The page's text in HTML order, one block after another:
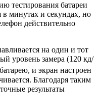
тестирования батареи
в минутах и ​​секундах, но
действительно
на один и тот
уровень замера (120 кд/
и экран настроен
Благодаря таким
результаты